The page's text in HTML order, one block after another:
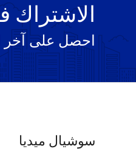
الاشتراك
احصل على آخر
سوشيال ميديا